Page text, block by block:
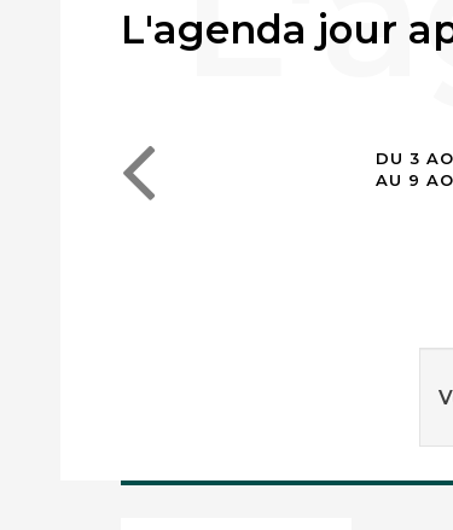
L'agenda jour
DU 3
AU 9